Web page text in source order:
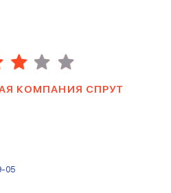
КОМПАНИЯ СПРУТ
05